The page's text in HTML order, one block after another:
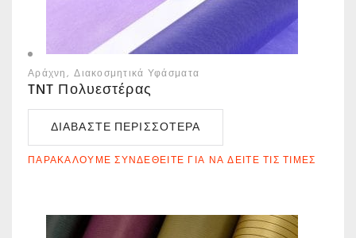
Αράχνη Διακοσμητικά Υφάσματα
TNT Πολυεστέρας
ΔΙΑΒΆΣΤΕ ΠΕΡΙΣΣΌΤΕΡΑ
ΠΑΡΑΚΑΛΟΎΜΕ ΣΥΝΔΕΘΕΊΤΕ ΓΙΑ ΝΑ ΔΕΊΤΕ ΤΙΣ ΤΙΜΈΣ